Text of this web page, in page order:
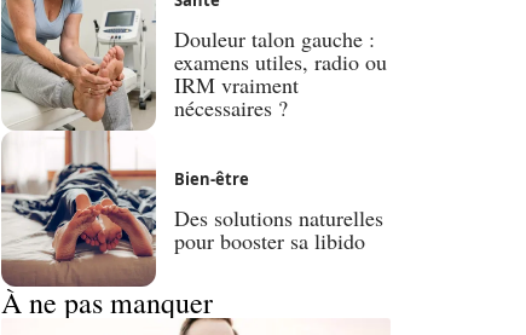
Douleur talon gauche :
examens utiles, radio ou
IRM vraiment
nécessaires ?
Bien-être
Des solutions naturelles
pour booster sa libido
À ne pas manquer